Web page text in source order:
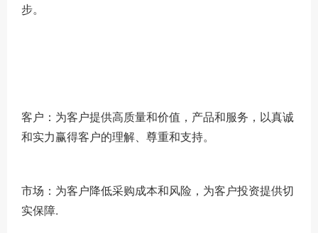
步。
客户：为客户提供高质量和价值，产品和服务，以真诚
和实力赢得客户的理解、尊重和支持。
市场：为客户降低采购成本和风险，为客户投资提供切
实保障.